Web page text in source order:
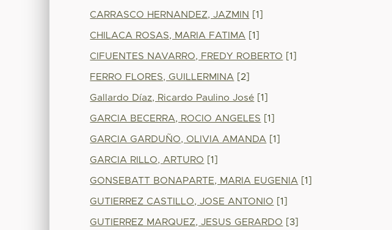
CARRASCO HERNANDEZ, JAZMIN [1]
CHILACA ROSAS, MARIA FATIMA [1]
CIFUENTES NAVARRO, FREDY ROBERTO [1]
FERRO FLORES, GUILLERMINA [2]
Gallardo Díaz, Ricardo Paulino José [1]
GARCIA BECERRA, ROCIO ANGELES [1]
GARCIA GARDUÑO, OLIVIA AMANDA [1]
GARCIA RILLO, ARTURO [1]
GONSEBATT BONAPARTE, MARIA EUGENIA [1]
GUTIERREZ CASTILLO, JOSE ANTONIO [1]
GUTIERREZ MARQUEZ, JESUS GERARDO [3]